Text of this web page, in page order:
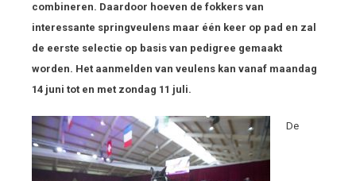
combineren. Daardoor hoeven de fokkers van
interessante springveulens maar één keer op pad en zal
de eerste selectie op basis van pedigree gemaakt
worden. Het aanmelden van veulens kan vanaf maandag
14 juni tot en met zondag 11 juli.
De